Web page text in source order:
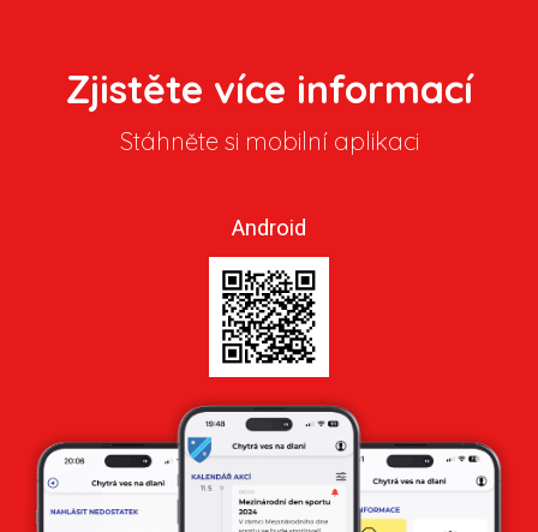
Zjistěte více informací
Stáhněte si mobilní aplikaci
Android